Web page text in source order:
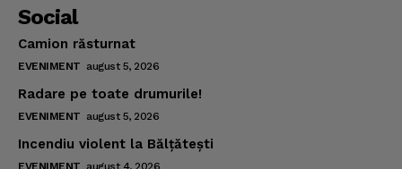
Social
Camion răsturnat
EVENIMENT august 5, 2026
Radare pe toate drumurile!
EVENIMENT august 5, 2026
Incendiu violent la Bălţăteşti